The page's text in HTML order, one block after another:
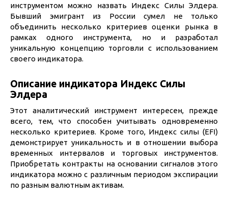
инструментом можно назвать Индекс Силы Элдера.
Бывший эмигрант из России сумел не только
объединить несколько критериев оценки рынка в
рамках одного инструмента, но и разработал
уникальную концепцию торговли с использованием
своего индикатора.
Описание индикатора Индекс Силы
Элдера
Этот аналитический инструмент интересен, прежде
всего, тем, что способен учитывать одновременно
несколько критериев. Кроме того, Индекс силы (EFI)
демонстрирует уникальность и в отношении выбора
временных интервалов и торговых инструментов.
Приобретать контракты на основании сигналов этого
индикатора можно с различным периодом экспирации
по разным валютным активам.